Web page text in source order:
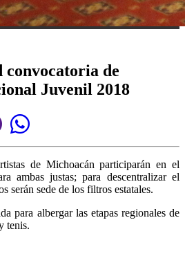
convocatoria de
Juvenil 2018
de Michoacán participarán en el
ambas justas; para descentralizar el
serán sede de los filtros estatales.
para albergar las etapas regionales de
tenis.